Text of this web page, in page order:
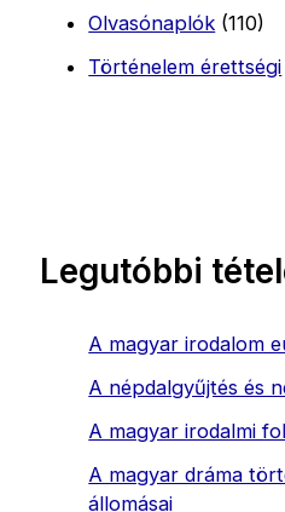
Olvasónaplók (110)
Történelem érettségi
Legutóbbi
A magyar irodalom
A népdalgyűjtés és
A magyar irodalmi
A magyar dráma
állomásai